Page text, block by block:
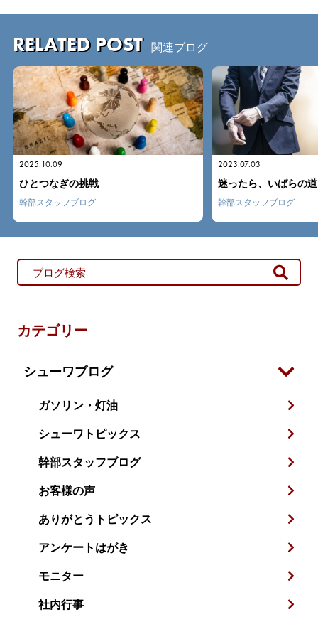
RELATED POST 関連ブログ
2023.07.03
迷ったら、いばらの道を行け！
幹部スタッフブログ
2013.11.11
人間の賞味期限
幹部スタッフブログ
カテゴリー
シューワブログ
ガソリン・灯油
シューワトピックス
幹部スタッフブログ
お客様の声
ありがとうトピックス
アンケートはがき
モニター
社内行事